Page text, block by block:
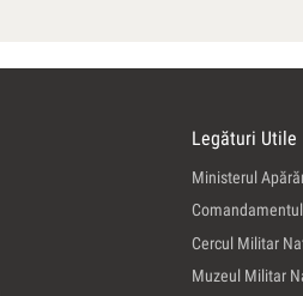
Legături Utile
Ministerul
Cercul Militar
Muzeul Militar